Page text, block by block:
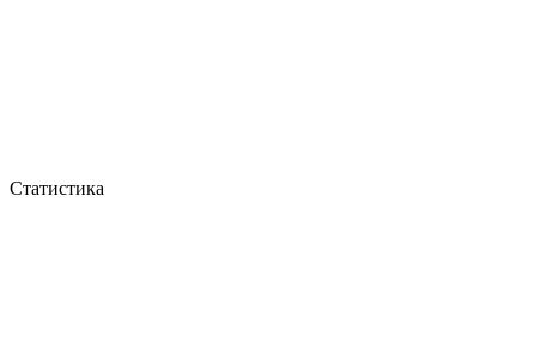
Статистика